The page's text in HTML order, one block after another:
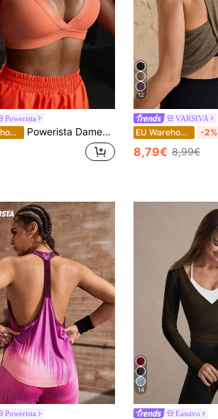
Powerista
EU Warehouse Powerista Damen gestrickter Buchstaben Lässig Daily Fitness Sport-BH
12
VARSIVA
EU Warehouse -2%
8,79€ 8,99€
Powerista
14
Eassivo